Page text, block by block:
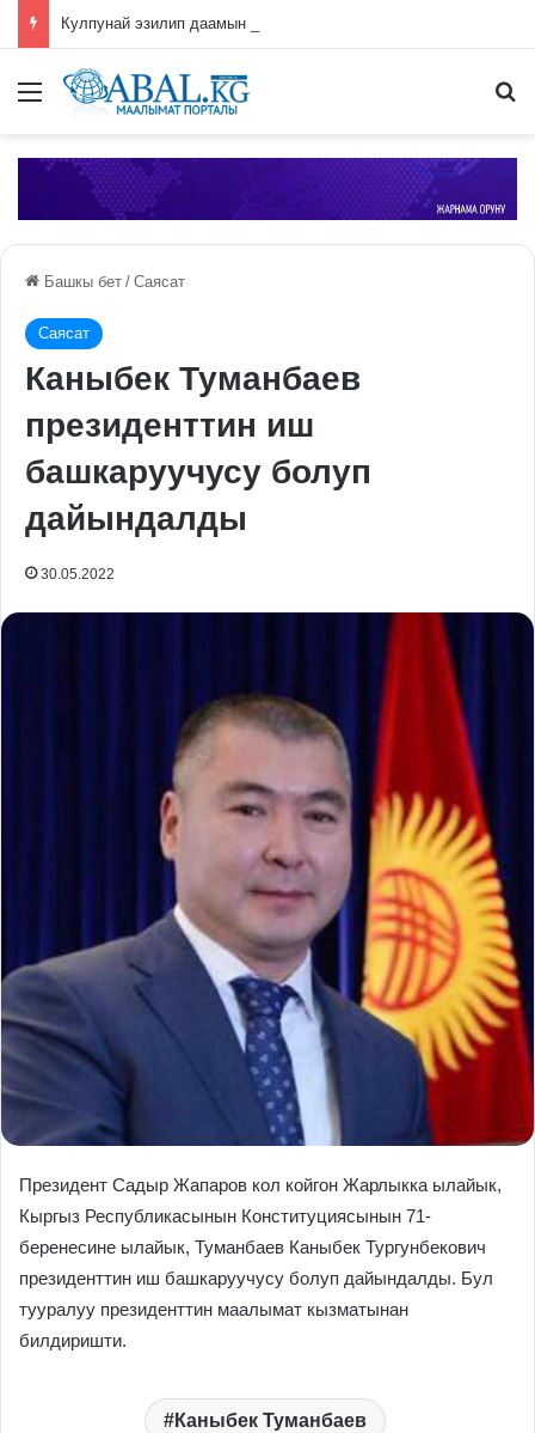
Меню
Башкы бет / Саясат
Саясат
Каныбек Туманбаев
президенттин иш
башкаруучусу болуп
дайындалды
30.05.2022
Президент Садыр Жапаров кол койгон Жарлыкка ылайык,
Кыргыз Республикасынын Конституциясынын 71-
беренесине ылайык, Туманбаев Каныбек Тургунбекович
президенттин иш башкаруучусу болуп дайындалды. Бул
тууралуу президенттин маалымат кызматынан
билдиришти.
Каныбек Туманбаев